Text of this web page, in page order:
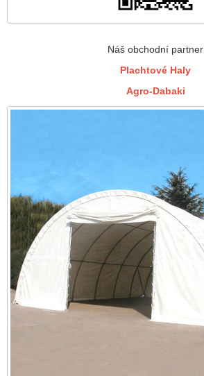
Náš obchodní partner
Plachtové Haly
Agro-Dabaki